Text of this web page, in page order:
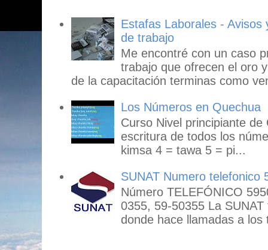
Estafas Laborales -
de trabajo
Me encontré con un caso
trabajo que ofrecen el oro
de la capacitación terminas como
Los Números en Quechua
Curso Nivel principiante
escritura de todos los
kimsa 4 = tawa 5 = pi...
SUNAT Numero telefonico
Número TELEFÓNICO
0355, 59-50355 La
donde hace llamadas a los